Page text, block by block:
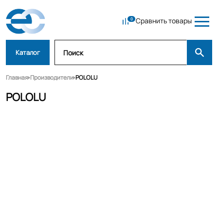
Сравнить товары
Каталог
Главная Производители POLOLU
POLOLU